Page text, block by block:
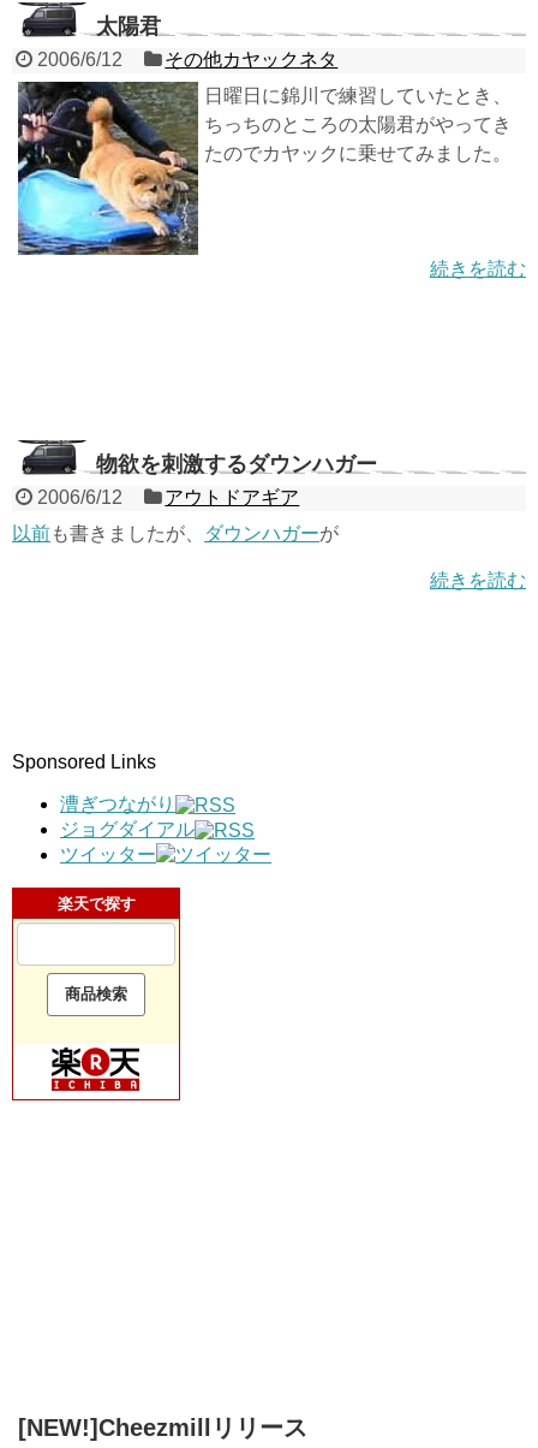
太陽君
2006/6/12
その他カヤックネタ
日曜日に錦川で練習していたとき、
ちっちのところの太陽君がやってき
たのでカヤックに乗せてみました。
続きを読む
物欲を刺激するダウンハガー
2006/6/12
アウトドアギア
以前も書きましたが、 ダウンハガーが
続きを読む
Sponsored Links
漕ぎつながり
ジョグダイアル
ツイッター
楽天で探す
[NEW!]Cheezmillリリース